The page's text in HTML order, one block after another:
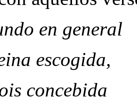
en general
escogida,
concebida